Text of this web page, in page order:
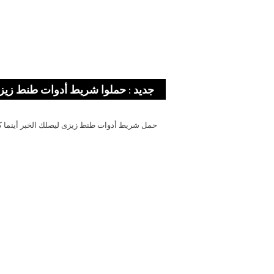
جديد : حملوا شريط أدوات طنط